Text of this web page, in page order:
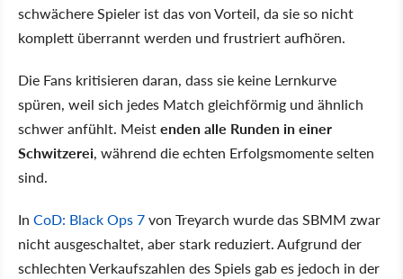
schwächere Spieler ist das von Vorteil, da sie so nicht
komplett überrannt werden und frustriert aufhören.
Die Fans kritisieren daran, dass sie keine Lernkurve
spüren, weil sich jedes Match gleichförmig und ähnlich
schwer anfühlt. Meistenden alle Runden in einer
Schwitzerei, während die echten Erfolgsmomente selten
sind.
In CoD: Black Ops 7von Treyarch wurde das SBMM zwar
nicht ausgeschaltet, aber stark reduziert. Aufgrund der
schlechten Verkaufszahlen des Spiels gab es jedoch in der